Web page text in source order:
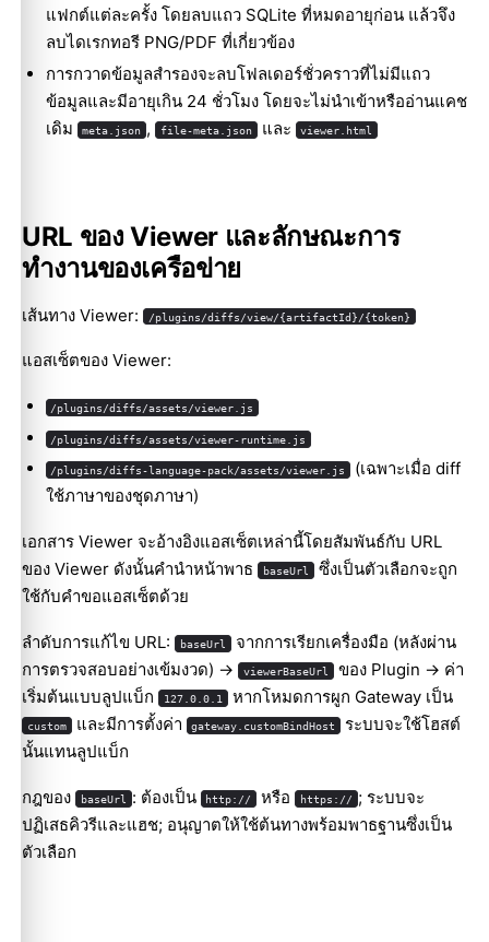
แฟกต์แต่ละครั้ง โดยลบแถว SQLite ที่หมดอายุก่อน แล้วจึง
ลบไดเรกทอรี PNG/PDF ที่เกี่ยวข้อง
การกวาดข้อมูลสำรองจะลบโฟลเดอร์ชั่วคราวที่ไม่มีแถว
ข้อมูลและมีอายุเกิน 24 ชั่วโมง โดยจะไม่นำเข้าหรืออ่านแคช
เดิม
meta.json , file-meta.json และ viewer.html
URL ของ Viewer และลักษณะการ
ทำงานของเครือข่าย
เส้นทาง Viewer: /plugins/diffs/view/{artifactId}/{token}
แอสเซ็ตของ Viewer:
/plugins/diffs/assets/viewer.js
/plugins/diffs/assets/viewer-runtime.js
/plugins/diffs-language-pack/assets/viewer.js
(เฉพาะเมื่อ diff
ใช้ภาษาของชุดภาษา)
เอกสาร Viewer จะอ้างอิงแอสเซ็ตเหล่านี้โดยสัมพันธ์กับ URL
ของ Viewer ดังนั้นคำนำหน้าพาธ
baseUrl ซึ่งเป็นตัวเลือกจะถูก
ใช้กับคำขอแอสเซ็ตด้วย
ลำดับการแก้ไข URL: baseUrl จากการเรียกเครื่องมือ (หลังผ่าน
การตรวจสอบอย่างเข้มงวด) ->
viewerBaseUrl ของ Plugin -> ค่า
เริ่มต้นแบบลูปแบ็ก
127.0.0.1 หากโหมดการผูก Gateway เป็น
custom และมีการตั้งค่า gateway.customBindHost
ระบบจะใช้โฮสต์
นั้นแทนลูปแบ็ก
กฎของ baseUrl : ต้องเป็น http:// หรือ https:// ; ระบบจะ
ปฏิเสธคิวรีและแฮช; อนุญาตให้ใช้ต้นทางพร้อมพาธฐานซึ่งเป็น
ตัวเลือก